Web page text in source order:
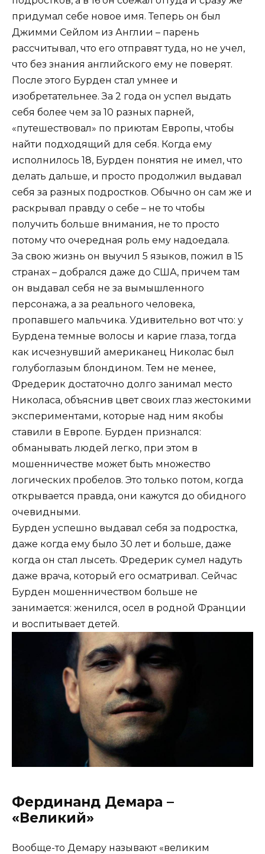
придумал себе новое имя. Теперь он был
Джимми Сейлом из Англии – парень
рассчитывал, что его отправят туда, но не учел,
что без знания английского ему не поверят.
После этого Бурден стал умнее и
изобретательнее. За 2 года он успел выдать
себя более чем за 10 разных парней,
«путешествовал» по приютам Европы, чтобы
найти подходящий для себя. Когда ему
исполнилось 18, Бурден понятия не имел, что
делать дальше, и просто продолжил выдавал
себя за разных подростков. Обычно он сам же и
раскрывал правду о себе – не то чтобы
получить больше внимания, не то просто
потому что очередная роль ему надоедала.
За свою жизнь он выучил 5 языков, пожил в 15
странах – добрался даже до США, причем там
он выдавал себя не за вымышленного
персонажа, а за реального человека,
пропавшего мальчика. Удивительно вот что: у
Бурдена темные волосы и карие глаза, тогда
как исчезнувший американец Николас был
голубоглазым блондином. Тем не менее,
Фредерик достаточно долго занимал место
Николаса, объяснив цвет своих глаз жестокими
экспериментами, которые над ним якобы
ставили в Европе. Бурден признался:
обманывать людей легко, при этом в
мошенничестве может быть множество
логических пробелов. Это только потом, когда
открывается правда, они кажутся до обидного
очевидными.
Бурден успешно выдавал себя за подростка,
даже когда ему было 30 лет и больше, даже
когда он стал лысеть. Фредерик сумел надуть
даже врача, который его осматривал. Сейчас
Бурден мошенничеством больше не
занимается: женился, осел в родной Франции
и воспитывает детей.
Фердинанд Демара –
«Великий»
Вообще-то Демару называют «великим